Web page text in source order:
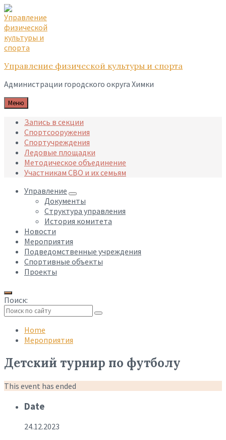
Skip
to
content
Skip
to
main
navigation
Skip
to
footer
Управление физической культуры и спорта
Администрации городского округа Химки
Меню
Запись в секции
Спортсооружения
Спортучреждения
Ледовые площадки
Методическое объединение
Участникам СВО и их семьям
Управление
Документы
Структура управления
История комитета
Новости
Мероприятия
Подведомственные учреждения
Спортивные объекты
Проекты
Поиск:
search
Home
Мероприятия
Детский турнир по футболу
This event has ended
Date
24.12.2023